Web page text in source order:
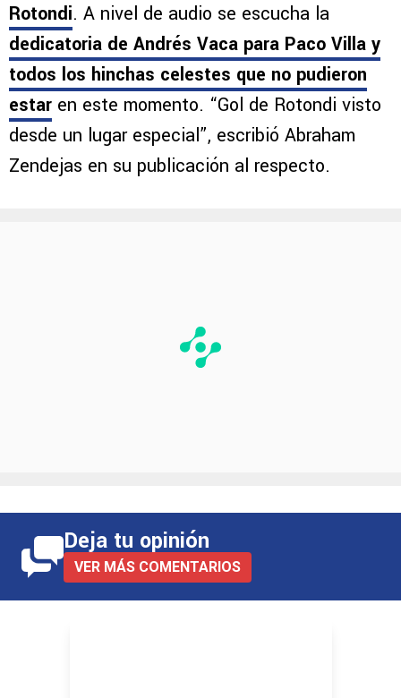
Rotondi. A nivel de audio se escucha la
dedicatoria de Andrés Vaca para Paco Villa y
todos los hinchas celestes que no pudieron
estar en este momento. “Gol de Rotondi visto
desde un lugar especial”, escribió Abraham
Zendejas en su publicación al respecto.
Deja tu opinión
VER MÁS COMENTARIOS